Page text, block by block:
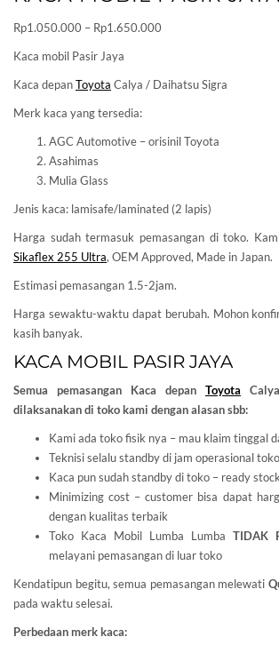
Rp1.050.000 – Rp1.650.000
through
Kaca mobil Pasir Jaya
Kaca depanToyota Calya / Daihatsu Sigra
Merk kaca yang tersedia:
AGC Automotive – orisinil Toyota
Asahimas
Mulia Glass
Jenis kaca: lamisafe/laminated (2 lapis)
Harga sudah termasuk pemasangan di toko.
Sikaflex 255 Ultra, OEM Approved, Made in Japan.
Estimasi pemasangan 1.5-2jam.
Harga sewaktu-waktu dapat berubah. Mohon
kasih banyak.
KACA MOBIL PASIR JAYA
Semua pemasangan Kaca depan Toyota
dilaksanakan di toko kami dengan alasan sbb:
Kami ada toko fisik nya – mau klaim tinggal
Teknisi selalu standby di jam operasional toko
Kaca pun sudah standby di toko – ready stock
Minimizing cost – customer bisa dapat
dengan kualitas terbaik
Toko Kaca Mobil Lumba Lumba TIDAK
melayani pemasangan di luar toko
Kendatipun begitu, semua pemasangan melewati
pada waktu selesai.
Perbedaan merk kaca: